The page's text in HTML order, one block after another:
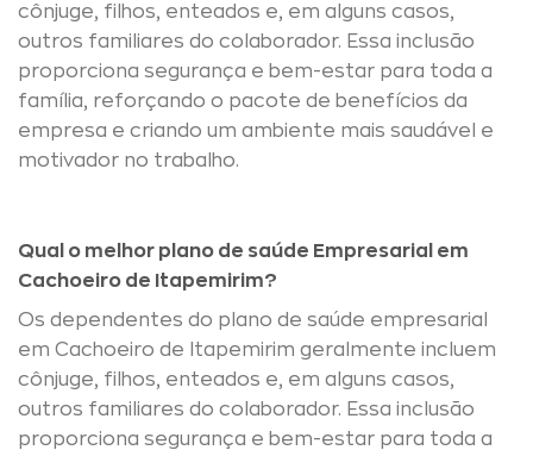
cônjuge, filhos, enteados e, em alguns casos,
outros familiares do colaborador. Essa inclusão
proporciona segurança e bem-estar para toda a
família, reforçando o pacote de benefícios da
empresa e criando um ambiente mais saudável e
motivador no trabalho.
Qual o melhor plano de saúde Empresarial em
Cachoeiro de Itapemirim?
Os dependentes do plano de saúde empresarial
em Cachoeiro de Itapemirim geralmente incluem
cônjuge, filhos, enteados e, em alguns casos,
outros familiares do colaborador. Essa inclusão
proporciona segurança e bem-estar para toda a